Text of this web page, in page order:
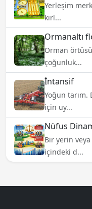
Yerleşim
kirl...
Ormanaltı
Orman
çoğunluk...
İntansif
Yoğun
için uy...
Nüfus
Bir yerin
içindeki d...